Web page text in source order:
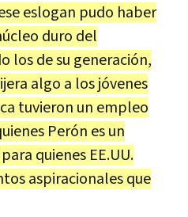
eslogan pudo haber
duro del
los de su generación,
algo a los jóvenes
tuvieron un empleo
Perón es un
quienes EE.UU.
aspiracionales que